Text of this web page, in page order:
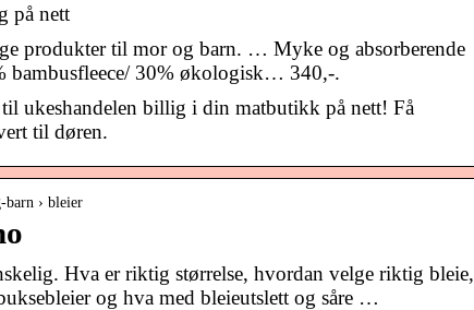
på nett
produkter til mor og barn. … Myke og absorberende
bambusfleece/ 30% økologisk… 340,-.
ukeshandelen billig i din matbutikk på nett! Få
til døren.
barn › bleier
Hva er riktig størrelse, hvordan velge riktig bleie,
og hva med bleieutslett og såre …